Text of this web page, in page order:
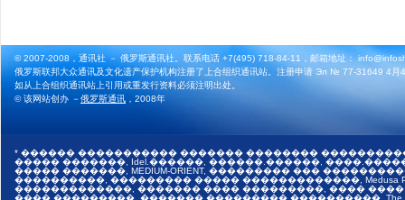
© 2007-2008，通讯社 － 俄罗斯通讯社。联系电话 +7(495) 718-84-11，邮箱地址：
俄罗斯联邦大众通讯及文化遗产保护机构注册了上合组织通讯站。注册申请 Эл № 77-31649 4月
如从上合组织通讯站上引用或重发行资料必须注明出处。
© 该网站创办 －俄罗斯通讯 ，2008年
* ������ ����������� ������� ��������
����� �������, Idel.������, ������.������,
����� �������, MEDIUM-ORIENT, ��������� ���
����������, ��������� ����� �������������, Medusa
�������������, ������� ���� ���������, ����
���� ���������, ������� ��������� ����������,